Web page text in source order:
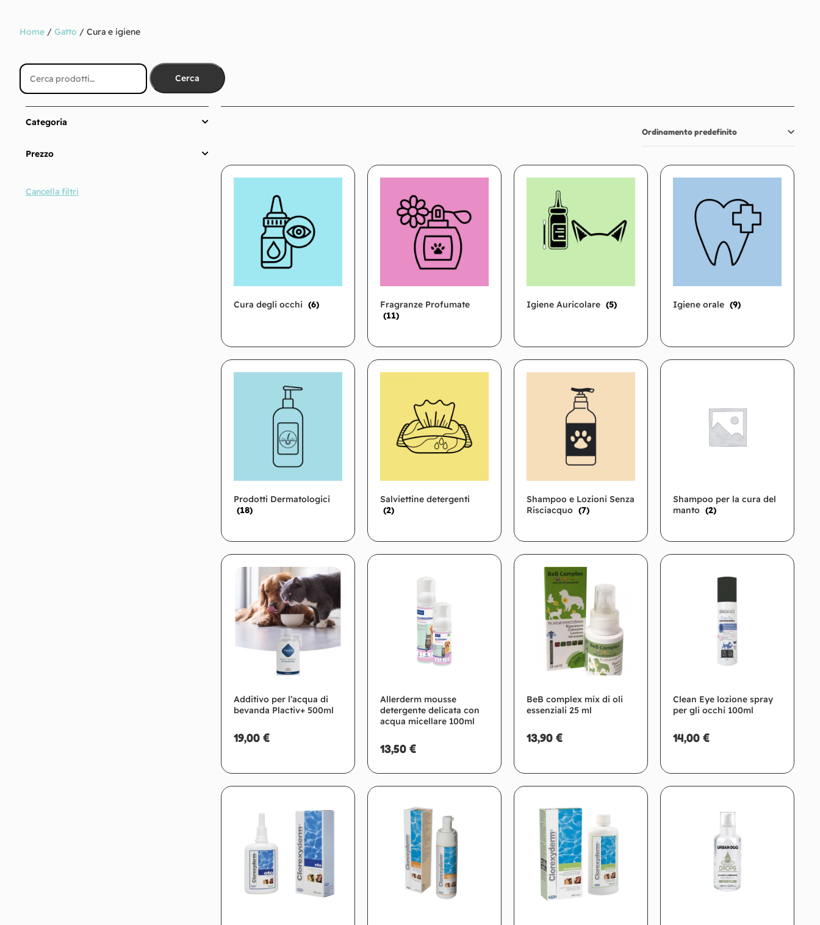
Home / Gatto / Cura e igiene
Cerca
Categoria
Prezzo
Cancella filtri
Ordinamento predefinito
Cura degli occhi (6)
Fragranze Profumate
(11)
Igiene Auricolare (5) Igiene orale (9)
Prodotti Dermatologici
(18)
Salviettine detergenti
(2)
Shampoo e Lozioni Senza
Risciacquo (7)
Shampoo per la cura del
manto (2)
Additivo per l’acqua di
bevanda Plactiv+ 500ml
19,00 €
Aggiungi al carrello
Allerderm mousse
detergente delicata con
acqua micellare 100ml
13,50 €
Aggiungi al carrello
BeB complex mix di oli
essenziali 25 ml
13,90 €
Aggiungi al carrello
Clean Eye lozione spray
per gli occhi 100ml
14,00 €